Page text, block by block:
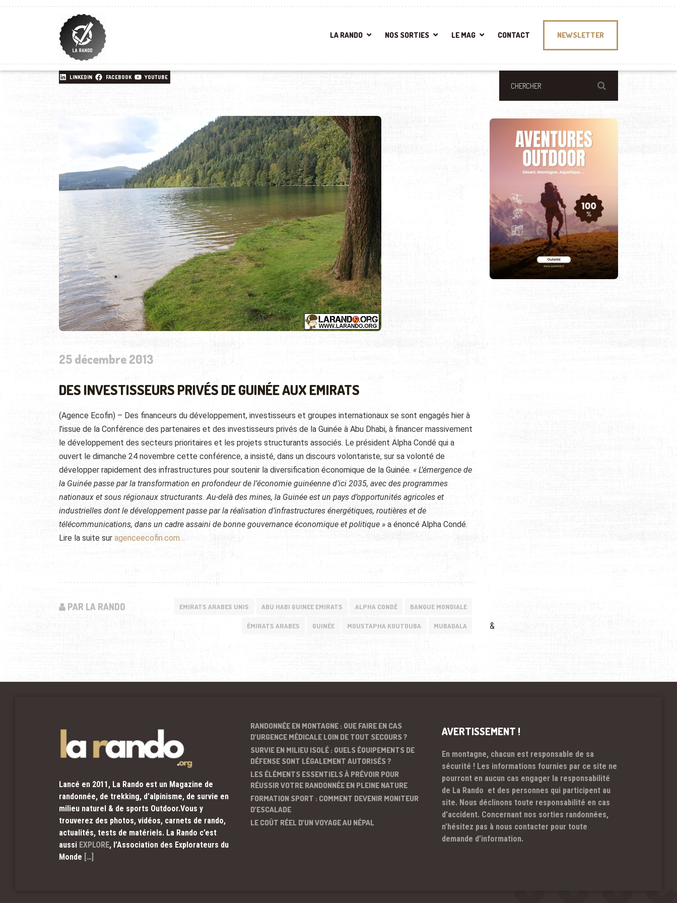
LA RANDO NOS SORTIES LE MAG CONTACT NEWSLETTER
LINKEDIN FACEBOOK YOUTUBE
25 décembre 2013
DES INVESTISSEURS PRIVÉS DE GUINÉE AUX EMIRATS
(Agence Ecofin) – Des financeurs du développement, investisseurs et groupes internationaux se sont engagés hier à
l’issue de la Conférence des partenaires et des investisseurs privés de la Guinée à Abu Dhabi, à financer massivement
le développement des secteurs prioritaires et les projets structurants associés. Le président Alpha Condé qui a
ouvert le dimanche 24 novembre cette conférence, a insisté, dans un discours volontariste, sur sa volonté de
développer rapidement des infrastructures pour soutenir la diversification économique de la Guinée. « L’émergence de
la Guinée passe par la transformation en profondeur de l’économie guinéenne d’ici 2035, avec des programmes
nationaux et sous régionaux structurants. Au-delà des mines, la Guinée est un pays d’opportunités agricoles et
industrielles dont le développement passe par la réalisation d’infrastructures énergétiques, routières et de
télécommunications, dans un cadre assaini de bonne gouvernance économique et politique » a énoncé Alpha Condé.
Lire la suite sur agenceecofin.com…
PAR LA RANDO EMIRATS ARABES UNIS ABU HABI GUINEE EMIRATS ALPHA CONDÉ BANQUE MONDIALE
ÉMIRATS ARABES GUINÉE MOUSTAPHA KOUTOUBA MUBADALA &
Lancé en 2011, La Rando est un Magazine de
randonnée, de trekking, d’alpinisme, de survie en
milieu naturel & de sports Outdoor.Vous y
trouverez des photos, vidéos, carnets de rando,
actualités, tests de matériels. La Rando c’est
aussi EXPLORE, l’Association des Explorateurs du
Monde […]
RANDONNÉE EN MONTAGNE : QUE FAIRE EN CAS
D’URGENCE MÉDICALE LOIN DE TOUT SECOURS ?
SURVIE EN MILIEU ISOLÉ : QUELS ÉQUIPEMENTS DE
DÉFENSE SONT LÉGALEMENT AUTORISÉS ?
LES ÉLÉMENTS ESSENTIELS À PRÉVOIR POUR
RÉUSSIR VOTRE RANDONNÉE EN PLEINE NATURE
FORMATION SPORT : COMMENT DEVENIR MONITEUR
D’ESCALADE
LE COÛT RÉEL D’UN VOYAGE AU NÉPAL
AVERTISSEMENT !
En montagne, chacun est responsable de sa
sécurité ! Les informations fournies par ce site ne
pourront en aucun cas engager la responsabilité
de La Rando et des personnes qui participent au
site. Nous déclinons toute responsabilité en cas
d’accident. Concernant nos sorties randonnées,
n’hésitez pas à nous contacter pour toute
demande d’information.